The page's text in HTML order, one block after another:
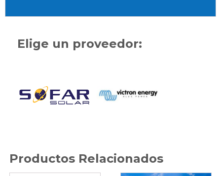
Elige un proveedor:
Productos Relacionados